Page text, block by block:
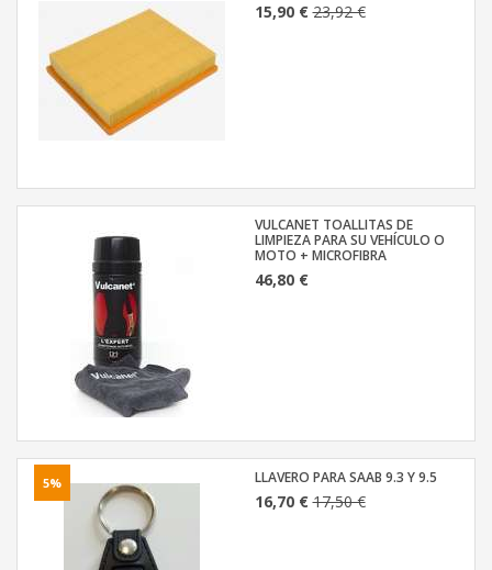
15,90 €23,92 €
VULCANET TOALLITAS DE
LIMPIEZA PARA SU VEHÍCULO O
MOTO + MICROFIBRA
46,80 €
5% LLAVERO PARA SAAB 9.3 Y 9.5
16,70 €17,50 €